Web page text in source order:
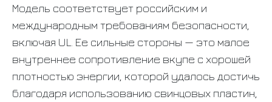
Модель соответствует российским и
международным требованиям безопасности,
включая UL. Ее сильные стороны — это малое
внутреннее сопротивление вкупе с хорошей
плотностью энергии, которой удалось достичь
благодаря использованию свинцовых пластин,